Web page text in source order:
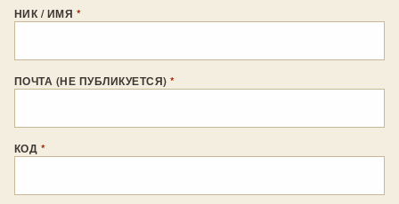
НИК / ИМЯ *
ПОЧТА (НЕ ПУБЛИКУЕТСЯ)*
КОД *